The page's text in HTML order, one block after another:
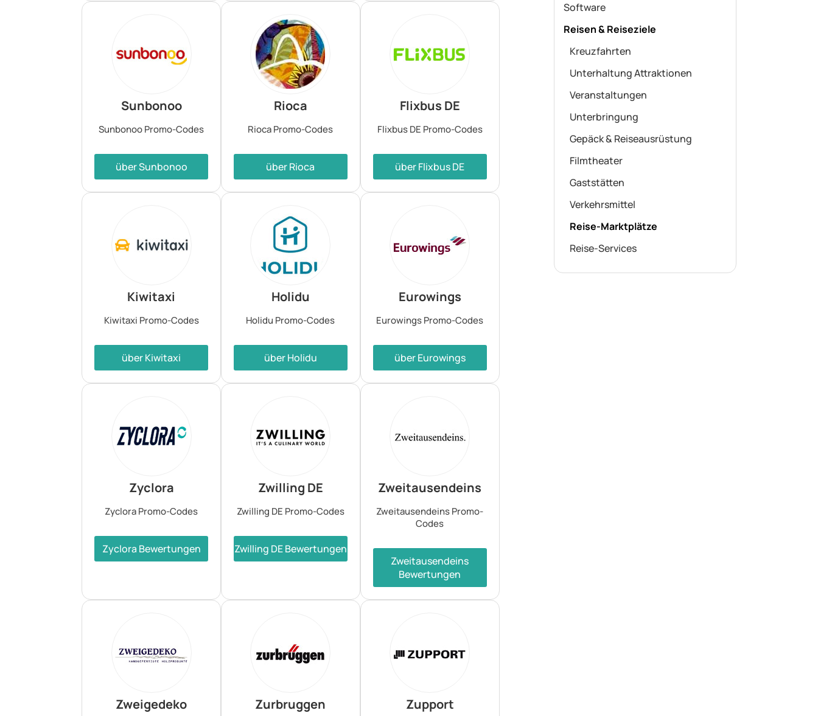
Sunbonoo
Sunbonoo Promo-Codes
über Sunbonoo
Rioca
Rioca Promo-Codes
über Rioca
Flixbus DE
Flixbus DE Promo-Codes
über Flixbus DE
Kiwitaxi
Kiwitaxi Promo-Codes
über Kiwitaxi
Holidu
Holidu Promo-Codes
über Holidu
Eurowings
Eurowings Promo-Codes
über Eurowings
Zyclora
Zyclora Promo-Codes
Zyclora Bewertungen
Zwilling DE
Zwilling DE Promo-Codes
Zwilling DE Bewertungen
Zweitausendeins
Zweitausendeins Promo-
Codes
Zweitausendeins
Bewertungen
Zweigedeko Zurbruggen Zupport
Software
Reisen & Reiseziele
Kreuzfahrten
Unterhaltung Attraktionen
Veranstaltungen
Unterbringung
Gepäck & Reiseausrüstung
Filmtheater
Gaststätten
Verkehrsmittel
Reise-Marktplätze
Reise-Services